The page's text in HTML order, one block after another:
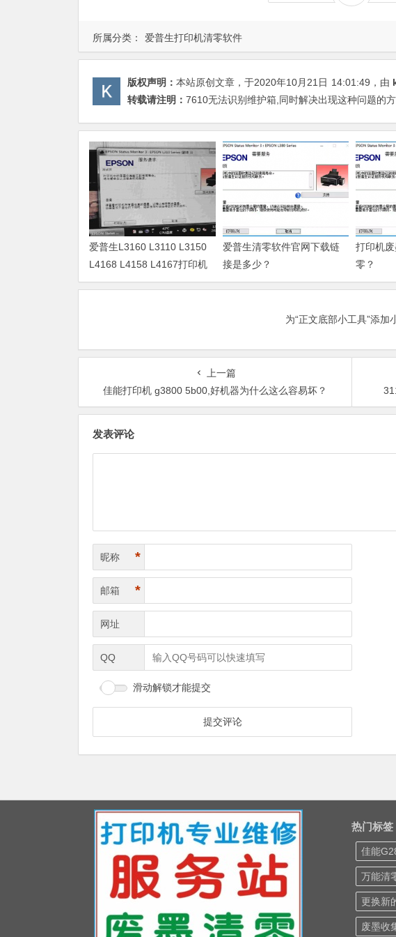
所属分类： 爱普生打印机清零软件
版权声明： 本站原创文章，于2020年10月21日 14:01:49 ，由
转载请注明： 7610无法识别维护箱,同时解决出现这种问题的
爱普生L3160 L3110 L3150
L4168 L4158 L4167打印机
废墨清零软件
爱普生清零软件官网下载链
接是多少？
打印机
零？
为“正文底部小工具”添加
上一篇
佳能打印机 g3800 5b00,好机器为什么这么容易坏？
发表评论
昵称 *
邮箱 *
网址
QQ
滑动解锁才能提交
热门标签
佳能
万能清
更换新
废墨收